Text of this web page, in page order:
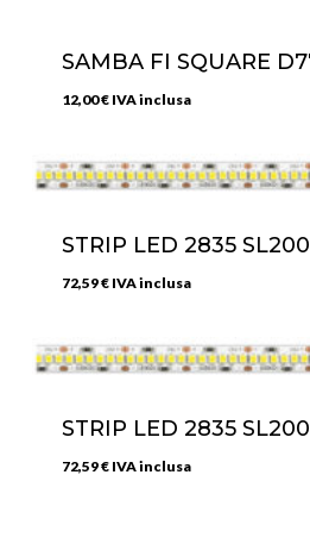
SAMBA FI SQUARE
12,00€ IVA inclusa
STRIP LED 2835
72,59€ IVA inclusa
STRIP LED 2835
72,59€ IVA inclusa